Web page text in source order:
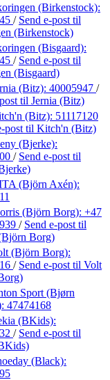
(Birkenstock):
/ Send e-post til
(Birkenstock)
(Bisgaard):
/ Send e-post til
(Bisgaard)
(Bitz): 40005947 /
til Jernia (Bitz)
(Bitz): 51117120
post til Kitch'n (Bitz)
(Bjerke):
/ Send e-post til
(Björn Axén):
(Björn Borg): +47
/ Send e-post til
Borg)
(Björn Borg):
/ Send e-post til Volt
Sport (Bjørn
47474168
(BKids):
/ Send e-post til
(Black):